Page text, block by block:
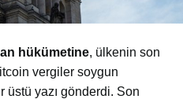
hükümetine, ülkenin son
vergiler soygun
yazı gönderdi. Son